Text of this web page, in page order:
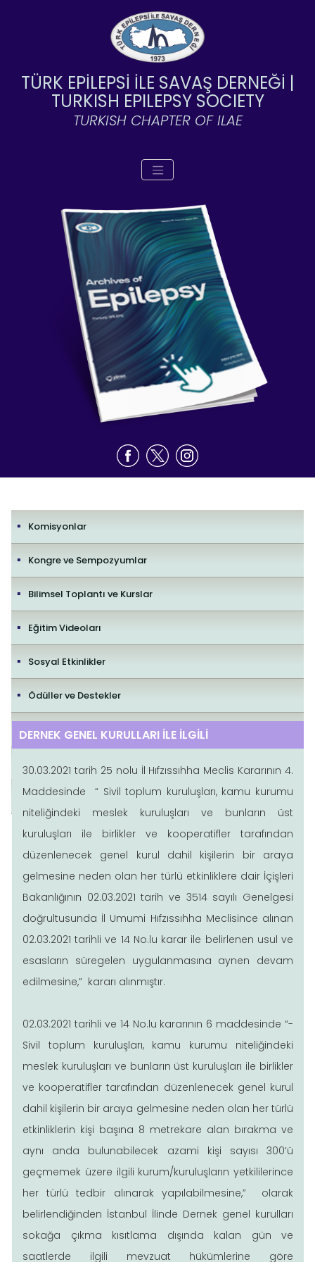
TÜRK EPİLEPSİ İLE SAVAŞ DERNEĞİ |
TURKISH EPILEPSY SOCIETY
TURKISH CHAPTER OF ILAE
Komisyonlar
Kongre ve Sempozyumlar
Bilimsel Toplantı ve Kurslar
Eğitim Videoları
Sosyal Etkinlikler
Ödüller ve Destekler
İletişim
Yayıncılık Politikaları
Editorial Policies
DERNEK GENEL KURULLARI İLE İLGİLİ
30.03.2021 tarih 25 nolu İl Hıfzıssıhha Meclis Kararının 4.
Maddesinde “ Sivil toplum kuruluşları, kamu kurumu
niteliğindeki meslek kuruluşları ve bunların üst
kuruluşları ile birlikler ve kooperatifler tarafından
düzenlenecek genel kurul dahil kişilerin bir araya
gelmesine neden olan her türlü etkinliklere dair İçişleri
Bakanlığının 02.03.2021 tarih ve 3514 sayılı Genelgesi
doğrultusunda İl Umumi Hıfzıssıhha Meclisince alınan
02.03.2021 tarihli ve 14 No.lu karar ile belirlenen usul ve
esasların süregelen uygulanmasına aynen devam
edilmesine,” kararı alınmıştır.
02.03.2021 tarihli ve 14 No.lu kararının 6 maddesinde “-
Sivil toplum kuruluşları, kamu kurumu niteliğindeki
meslek kuruluşları ve bunların üst kuruluşları ile birlikler
ve kooperatifler tarafından düzenlenecek genel kurul
dahil kişilerin bir araya gelmesine neden olan her türlü
etkinliklerin kişi başına 8 metrekare alan bırakma ve
aynı anda bulunabilecek azami kişi sayısı 300’ü
geçmemek üzere ilgili kurum/kuruluşların yetkililerince
her türlü tedbir alınarak yapılabilmesine,” olarak
belirlendiğinden İstanbul İlinde Dernek genel kurulları
sokağa çıkma kısıtlama dışında kalan gün ve
saatlerde ilgili mevzuat hükümlerine göre